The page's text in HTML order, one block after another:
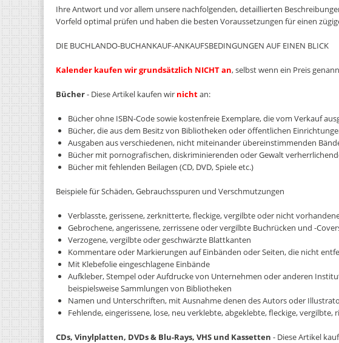
Ihre Antwort und vor allem unsere nachfolgenden, detaillierten
Vorfeld optimal prüfen und haben die besten Voraussetzungen für einen
DIE BUCHLANDO-BUCHANKAUF-ANKAUFSBEDINGUNGEN AUF EINEN BLICK
Kalender kaufen wir grundsätzlich NICHT an, selbst wenn ein Preis
Bücher- Diese Artikel kaufen wir nichtan:
Bücher ohne ISBN-Code sowie kostenfreie Exemplare, die vom Verkauf
Bücher, die aus dem Besitz von Bibliotheken oder öffentlichen
Ausgaben aus verschiedenen, nicht miteinander übereinstimmenden
Bücher mit pornografischen, diskriminierenden oder Gewalt
Bücher mit fehlenden Beilagen (CD, DVD, Spiele etc.)
Beispiele für Schäden, Gebrauchsspuren und Verschmutzungen
Verblasste, gerissene, zerknitterte, fleckige, vergilbte oder nicht
Gebrochene, angerissene, zerrissene oder vergilbte Buchrücken und -
Verzogene, vergilbte oder geschwärzte Blattkanten
Kommentare oder Markierungen auf Einbänden oder Seiten, die nicht
Mit Klebefolie eingeschlagene Einbände
Aufkleber, Stempel oder Aufdrucke von Unternehmen oder anderen
beispielsweise Sammlungen von Bibliotheken
Namen und Unterschriften, mit Ausnahme denen des Autors oder
Fehlende, eingerissene, lose, neu verklebte, abgeklebte, fleckige,
CDs, Vinylplatten, DVDs & Blu-Rays, VHS und Kassetten - Diese Artikel